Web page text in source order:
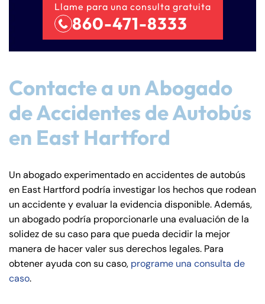
Llame para una consulta gratuita
860-471-8333
Contacte a un Abogado
de Accidentes de Autobús
en East Hartford
Un abogado experimentado en accidentes de autobús
en East Hartford podría investigar los hechos que rodean
un accidente y evaluar la evidencia disponible. Además,
un abogado podría proporcionarle una evaluación de la
solidez de su caso para que pueda decidir la mejor
manera de hacer valer sus derechos legales. Para
obtener ayuda con su caso, programe una consulta de
caso.